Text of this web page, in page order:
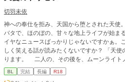
切羽未依
神への奉仕を拒み、天国から堕とされた天使
バタで、ほのぼの、甘々な地上ライフが始ま
イヤなニュースばっかりじゃないですかぁ。
しく笑える話が読みたくないですか？ 「天
ります。 二人の、その後を、ムーンライト
ＵＲＬ登録している『ツンデレ彼氏×おバカ
ります。
BL 完結 長編 R18